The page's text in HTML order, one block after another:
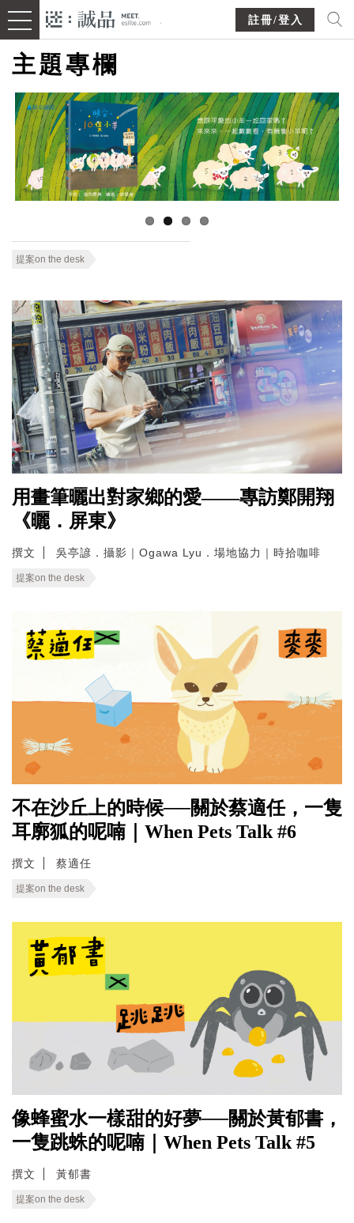
註冊/登入
主題專欄
提案on the desk
用畫筆曬出對家鄉的愛——專訪鄭開翔
《曬．屏東》
撰文 吳亭諺．攝影｜Ogawa Lyu．場地協力｜時拾咖啡
提案on the desk
不在沙丘上的時候──關於蔡適任，一隻
耳廓狐的呢喃｜When Pets Talk #6
撰文 蔡適任
提案on the desk
像蜂蜜水一樣甜的好夢──關於黃郁書，
一隻跳蛛的呢喃｜When Pets Talk #5
撰文 黃郁書
提案on the desk